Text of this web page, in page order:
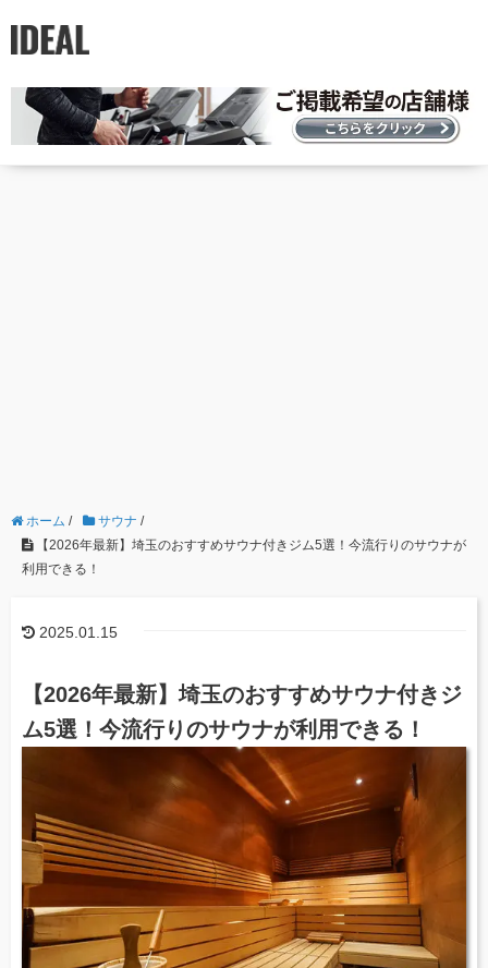
ホーム / サウナ /
【2026年最新】埼玉のおすすめサウナ付きジム5選！今流行りのサウナが
利用できる！
2025.01.15
【2026年最新】埼玉のおすすめサウナ付きジ
ム5選！今流行りのサウナが利用できる！